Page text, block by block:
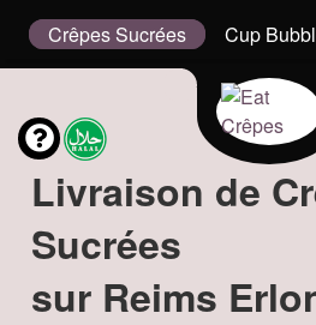
Crêpes Sucrées Cup
Livraison de
Sucrées
sur Reims